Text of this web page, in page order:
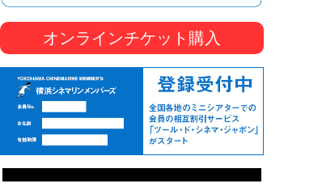
オンラインチケット購入